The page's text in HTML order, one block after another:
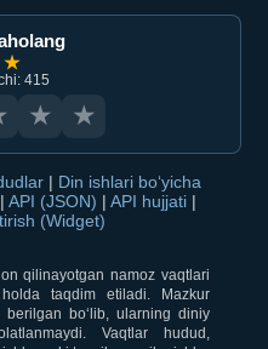
★
415
★ ★
| Din ishlari bo‘yicha
| API (JSON) | API hujjati |
(Widget)
qilinayotgan namoz vaqtlari
taqdim etiladi. Mazkur
berilgan bo‘lib, ularning diniy
Vaqtlar hudud,